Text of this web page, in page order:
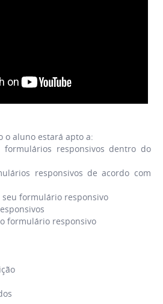
o aluno estará apto a:
formulários responsivos dentro do
responsivos de acordo com
seu formulário responsivo
formulário responsivo